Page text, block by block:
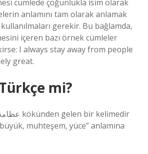
cümlede çoğunlukla isim olarak
anlamını tam olarak anlamak
gerekir. Bu bağlamda,
içeren bazı örnek cümleler
I always stay away from people
great.
mi?
muhteşem, yüce” anlamına